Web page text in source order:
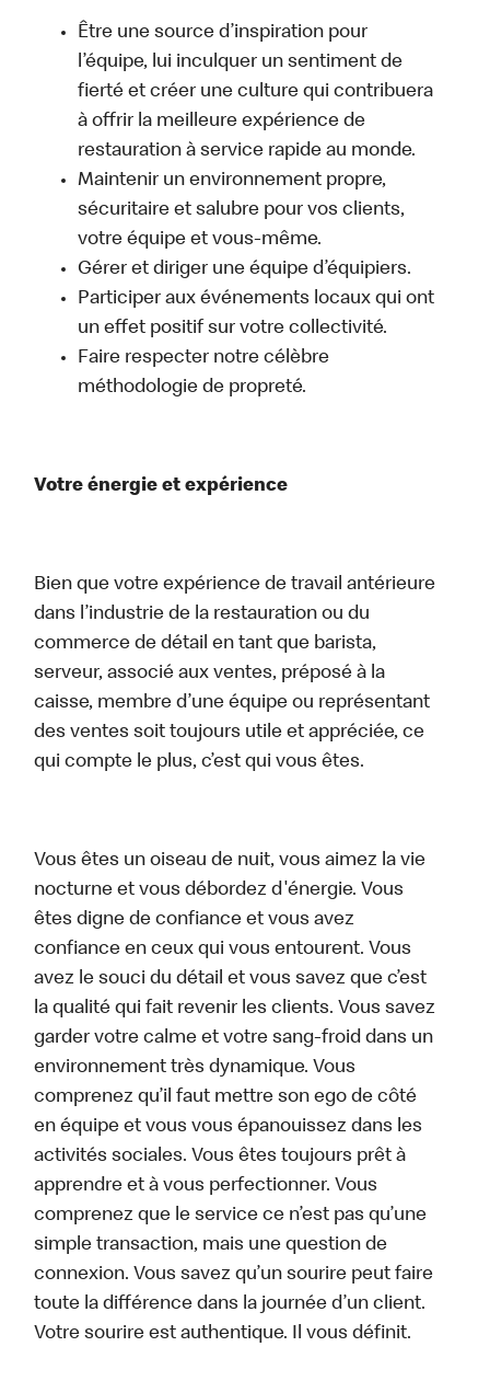
Être une source d’inspiration pour
l’équipe, lui inculquer un sentiment de
fierté et créer une culture qui contribuera
à offrir la meilleure expérience de
restauration à service rapide au monde.
Maintenir un environnement propre,
sécuritaire et salubre pour vos clients,
votre équipe et vous-même.
Gérer et diriger une équipe d’équipiers.
Participer aux événements locaux qui ont
un effet positif sur votre collectivité.
Faire respecter notre célèbre
méthodologie de propreté.
Votre énergie et expérience
Bien que votre expérience de travail antérieure
dans l’industrie de la restauration ou du
commerce de détail en tant que barista,
serveur, associé aux ventes, préposé à la
caisse, membre d’une équipe ou représentant
des ventes soit toujours utile et appréciée, ce
qui compte le plus, c’est qui vous êtes.
Vous êtes un oiseau de nuit, vous aimez la vie
nocturne et vous débordez d'énergie. Vous
êtes digne de confiance et vous avez
confiance en ceux qui vous entourent. Vous
avez le souci du détail et vous savez que c’est
la qualité qui fait revenir les clients. Vous savez
garder votre calme et votre sang-froid dans un
environnement très dynamique. Vous
comprenez qu’il faut mettre son ego de côté
en équipe et vous vous épanouissez dans les
activités sociales. Vous êtes toujours prêt à
apprendre et à vous perfectionner. Vous
comprenez que le service ce n’est pas qu’une
simple transaction, mais une question de
connexion. Vous savez qu’un sourire peut faire
toute la différence dans la journée d’un client.
Votre sourire est authentique. Il vous définit.